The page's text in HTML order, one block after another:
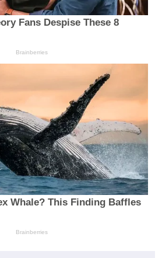
Fans Despise These 8
Brainberries
Whale? This Finding Baffles
Brainberries